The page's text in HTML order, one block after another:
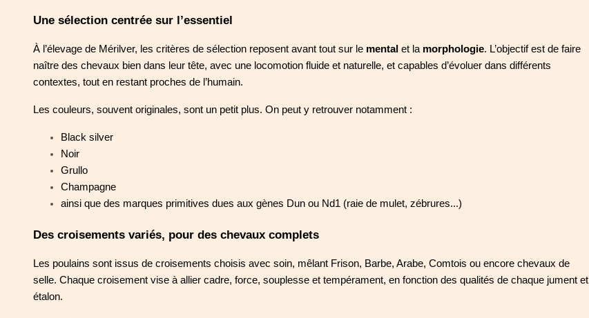
Une sélection centrée sur l’essentiel
À l’élevage de Mérilver, les critères de sélection reposent avant tout sur le mental et la morphologie. L’objectif est de faire
naître des chevaux bien dans leur tête, avec une locomotion fluide et naturelle, et capables d’évoluer dans différents
contextes, tout en restant proches de l’humain.
Les couleurs, souvent originales, sont un petit plus. On peut y retrouver notamment :
Black silver
Noir
Grullo
Champagne
ainsi que des marques primitives dues aux gènes Dun ou Nd1 (raie de mulet, zébrures...)
Des croisements variés, pour des chevaux complets
Les poulains sont issus de croisements choisis avec soin, mêlant Frison, Barbe, Arabe, Comtois ou encore chevaux de
selle. Chaque croisement vise à allier cadre, force, souplesse et tempérament, en fonction des qualités de chaque jument et
étalon.